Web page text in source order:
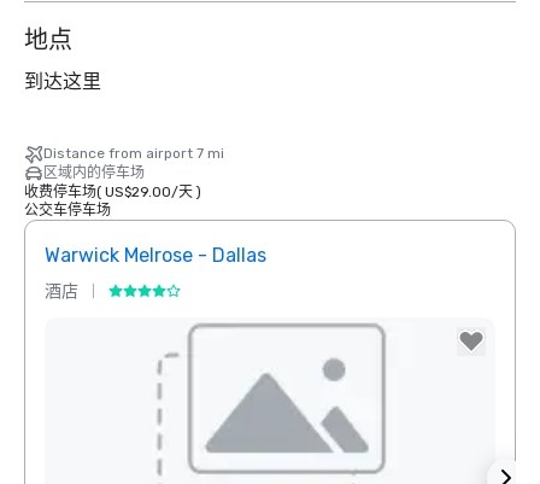
地点
到达这里
Distance from airport 7 mi
区域内的停车场
收费停车场( US$29.00/天)
公交车停车场
Warwick Melrose - Dallas
酒店